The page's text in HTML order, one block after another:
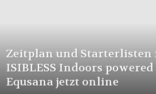
Zeitplan und Starterlisten
ISIBLESS Indoors
Equsana jetzt online